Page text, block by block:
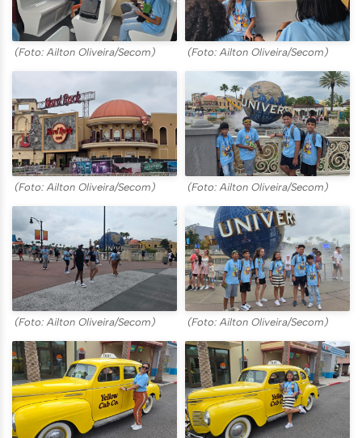
(Foto: Ailton Oliveira/Secom) (Foto: Ailton Oliveira/Secom)
(Foto: Ailton Oliveira/Secom) (Foto: Ailton Oliveira/Secom)
(Foto: Ailton Oliveira/Secom) (Foto: Ailton Oliveira/Secom)